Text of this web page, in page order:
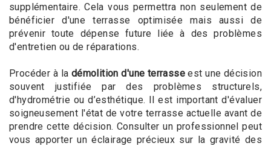
supplémentaire. Cela vous permettra non seulement de
bénéficier d'une terrasse optimisée mais aussi de
prévenir toute dépense future liée à des problèmes
d'entretien ou de réparations.
Procéder à la démolition d'une terrasseest une décision
souvent justifiée par des problèmes structurels,
d'hydrométrie ou d’esthétique. Il est important d'évaluer
soigneusement l'état de votre terrasse actuelle avant de
prendre cette décision. Consulter un professionnel peut
vous apporter un éclairage précieux sur la gravité des